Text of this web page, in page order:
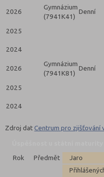
2026
Gymnázium
(7941K41)
Denní
2025
2024
2026
Gymnázium
(7941K81)
Denní
2025
2024
Zdroj datCentrum pro zjišťování
Rok
Předmět
Jaro